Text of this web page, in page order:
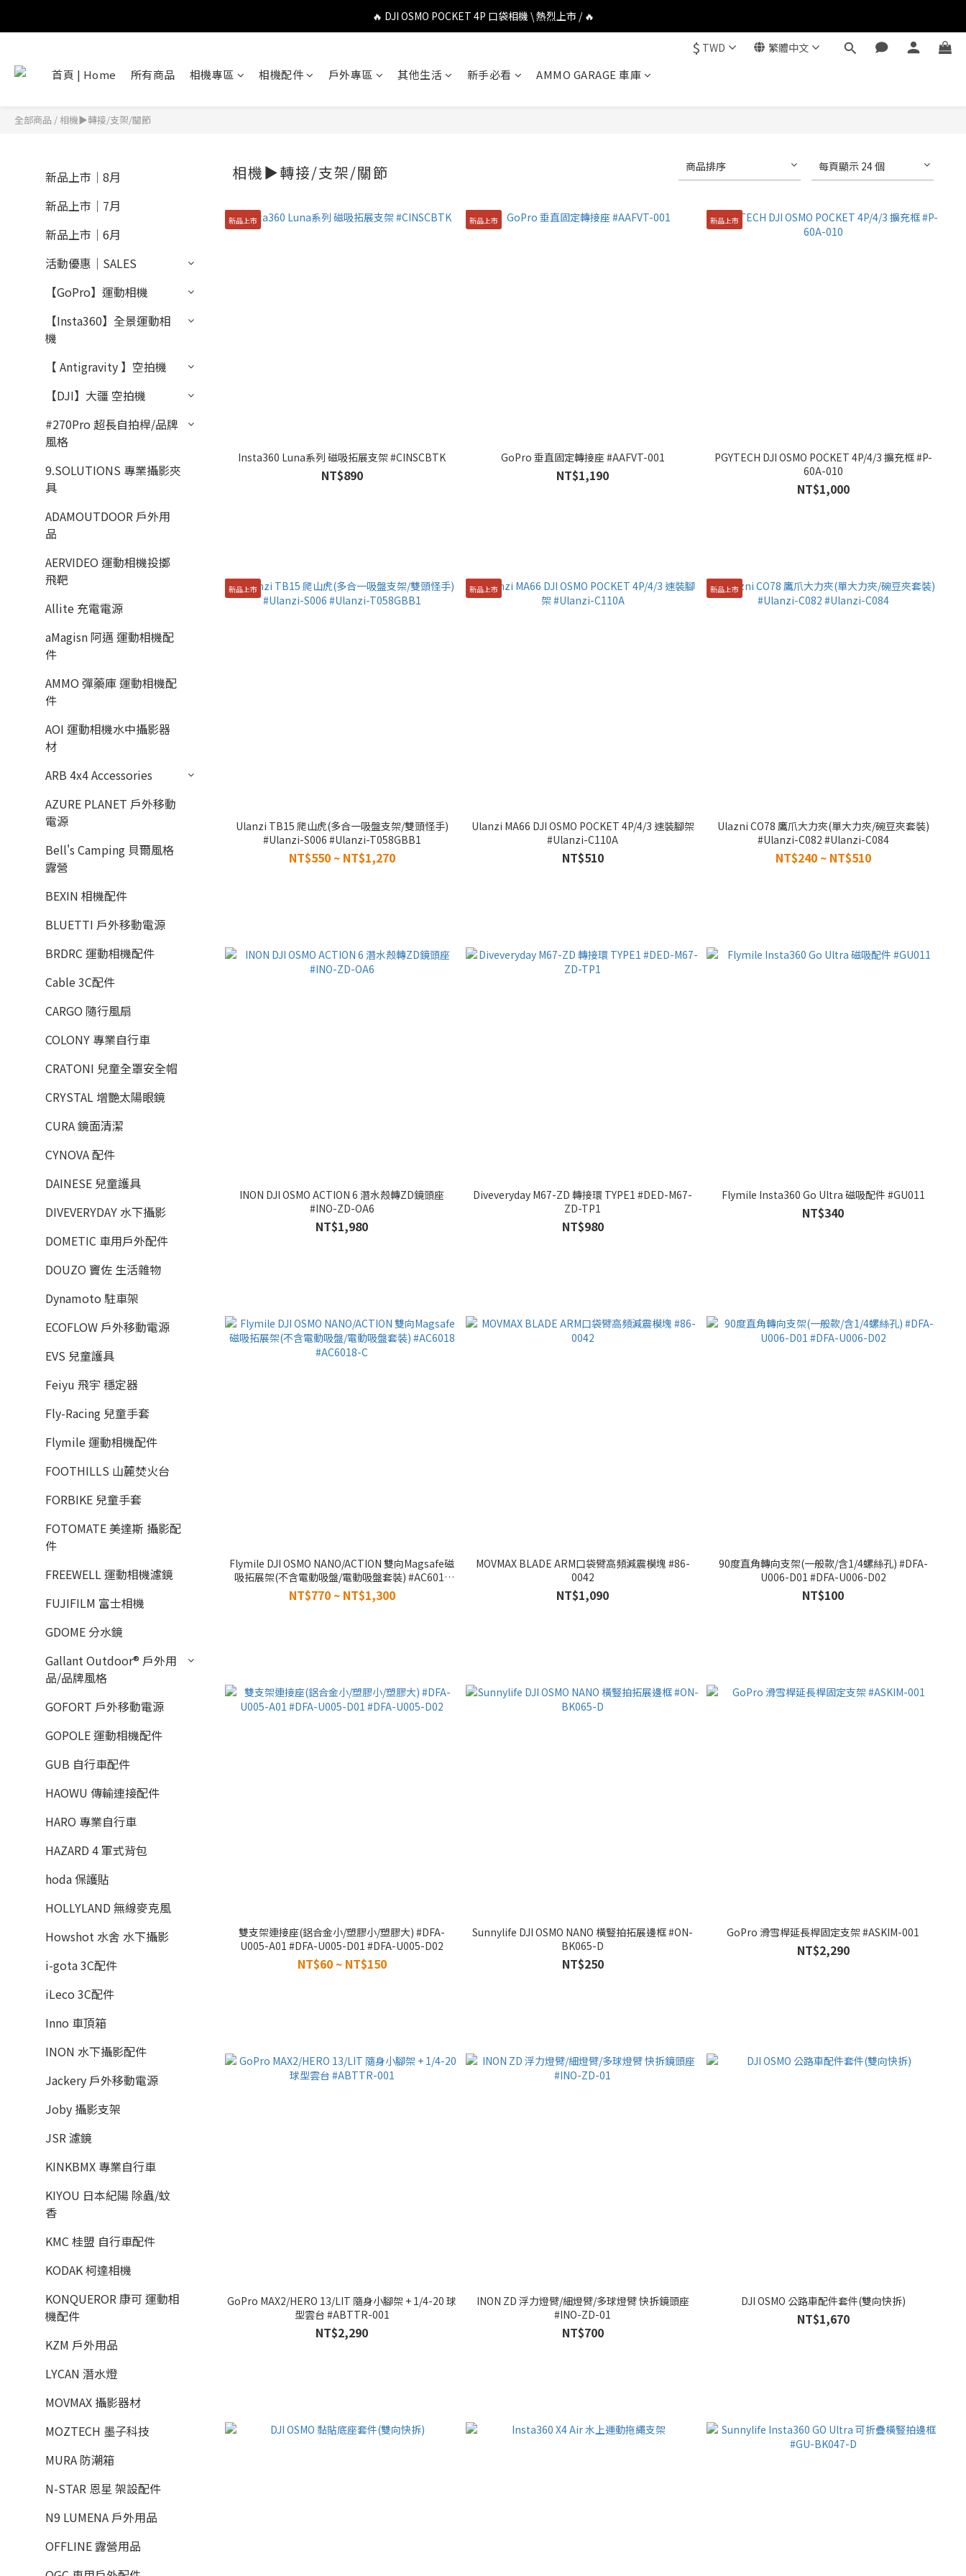
🔥 DJI OSMO POCKET 4P 口袋相機 \ 熱烈上市 / 🔥
🔥 DJI OSMO POCKET 4P 口袋相機 \ 熱烈上市 / 🔥
🔥 Insta360 GO Ultra Hello Kitty 聯名限定套裝 \ 時尚上市 / 🔥
$ TWD 繁體中文
首頁 | Home 所有商品 相機專區 相機配件 戶外專區 其他生活 新手必看 AMMO GARAGE 車庫
全部商品 / 相機▶轉接/支架/關節
新品上市｜8月
新品上市｜7月
新品上市｜6月
活動優惠｜SALES
【GoPro】運動相機
【Insta360】全景運動相
機
【 Antigravity 】空拍機
【DJI】大疆 空拍機
#270Pro 超長自拍桿/品牌
風格
9.SOLUTIONS 專業攝影夾
具
ADAMOUTDOOR 戶外用
品
AERVIDEO 運動相機投擲
飛靶
Allite 充電電源
aMagisn 阿邁 運動相機配
件
AMMO 彈藥庫 運動相機配
件
AOI 運動相機水中攝影器
材
ARB 4x4 Accessories
AZURE PLANET 戶外移動
電源
Bell's Camping 貝爾風格
露營
BEXIN 相機配件
BLUETTI 戶外移動電源
BRDRC 運動相機配件
Cable 3C配件
CARGO 隨行風扇
COLONY 專業自行車
CRATONI 兒童全罩安全帽
CRYSTAL 增艷太陽眼鏡
CURA 鏡面清潔
CYNOVA 配件
DAINESE 兒童護具
DIVEVERYDAY 水下攝影
DOMETIC 車用戶外配件
DOUZO 竇佐 生活雜物
Dynamoto 駐車架
ECOFLOW 戶外移動電源
EVS 兒童護具
Feiyu 飛宇 穩定器
Fly-Racing 兒童手套
Flymile 運動相機配件
FOOTHILLS 山麓焚火台
FORBIKE 兒童手套
FOTOMATE 美達斯 攝影配
件
FREEWELL 運動相機濾鏡
FUJIFILM 富士相機
GDOME 分水鏡
Gallant Outdoor®️ 戶外用
品/品牌風格
GOFORT 戶外移動電源
GOPOLE 運動相機配件
GUB 自行車配件
HAOWU 傳輸連接配件
HARO 專業自行車
HAZARD 4 軍式背包
hoda 保護貼
HOLLYLAND 無線麥克風
Howshot 水舍 水下攝影
i-gota 3C配件
iLeco 3C配件
Inno 車頂箱
INON 水下攝影配件
Jackery 戶外移動電源
Joby 攝影支架
JSR 濾鏡
KINKBMX 專業自行車
KIYOU 日本紀陽 除蟲/蚊
香
KMC 桂盟 自行車配件
KODAK 柯達相機
KONQUEROR 康可 運動相
機配件
KZM 戶外用品
LYCAN 潛水燈
MOVMAX 攝影器材
MOZTECH 墨子科技
MURA 防潮箱
N-STAR 恩星 架設配件
N9 LUMENA 戶外用品
OFFLINE 露營用品
相機▶轉接/支架/關節 商品排序 每頁顯示 24 個
新品上市
Insta360 Luna系列 磁吸拓展支架 #CINSCBTK
NT$890
新品上市
GoPro 垂直固定轉接座 #AAFVT-001
NT$1,190
新品上市
PGYTECH DJI OSMO POCKET 4P/4/3 擴充框 #P-
60A-010
NT$1,000
新品上市
Ulanzi TB15 爬山虎(多合一吸盤支架/雙頭怪手)
#Ulanzi-S006 #Ulanzi-T058GBB1
NT$550 ~ NT$1,270
新品上市
Ulanzi MA66 DJI OSMO POCKET 4P/4/3 速裝腳架
#Ulanzi-C110A
NT$510
新品上市
Ulazni CO78 鷹爪大力夾(單大力夾/碗豆夾套裝)
#Ulanzi-C082 #Ulanzi-C084
NT$240 ~ NT$510
INON DJI OSMO ACTION 6 潛水殼轉ZD鏡頭座
#INO-ZD-OA6
NT$1,980
Diveveryday M67-ZD 轉接環 TYPE1 #DED-M67-
ZD-TP1
NT$980
Flymile Insta360 Go Ultra 磁吸配件 #GU011
NT$340
Flymile DJI OSMO NANO/ACTION 雙向Magsafe磁
吸拓展架(不含電動吸盤/電動吸盤套裝) #AC6018
#AC6018-C
NT$770 ~ NT$1,300
MOVMAX BLADE ARM口袋臂高頻減震模塊 #86-
0042
NT$1,090
90度直角轉向支架(一般款/含1/4螺絲孔) #DFA-
U006-D01 #DFA-U006-D02
NT$100
雙支架連接座(鋁合金小/塑膠小/塑膠大) #DFA-
U005-A01 #DFA-U005-D01 #DFA-U005-D02
NT$60 ~ NT$150
Sunnylife DJI OSMO NANO 橫豎拍拓展邊框 #ON-
BK065-D
NT$250
GoPro 滑雪桿延長桿固定支架 #ASKIM-001
NT$2,290
GoPro MAX2/HERO 13/LIT 隨身小腳架 + 1/4-20 球
型雲台 #ABTTR-001
NT$2,290
INON ZD 浮力燈臂/細燈臂/多球燈臂 快拆鏡頭座
#INO-ZD-01
NT$700
DJI OSMO 公路車配件套件(雙向快拆)
NT$1,670